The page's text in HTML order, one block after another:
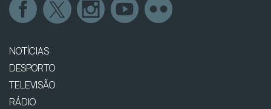
NOTÍCIAS
DESPORTO
TELEVISÃO
RÁDIO